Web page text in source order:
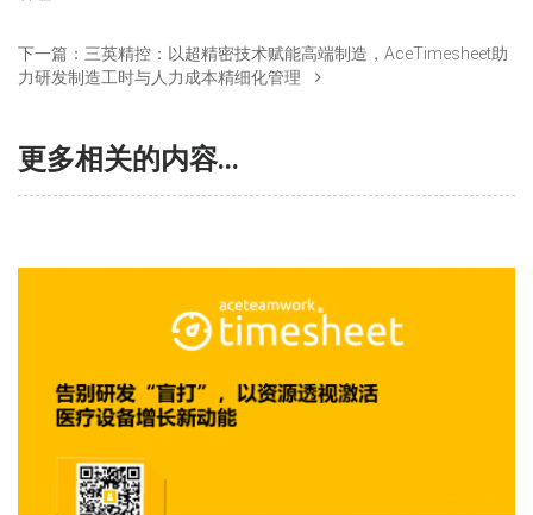
下一篇： 三英精控：以超精密技术赋能高端制造，AceTimesheet助
力研发制造工时与人力成本精细化管理
更多相关的内容...